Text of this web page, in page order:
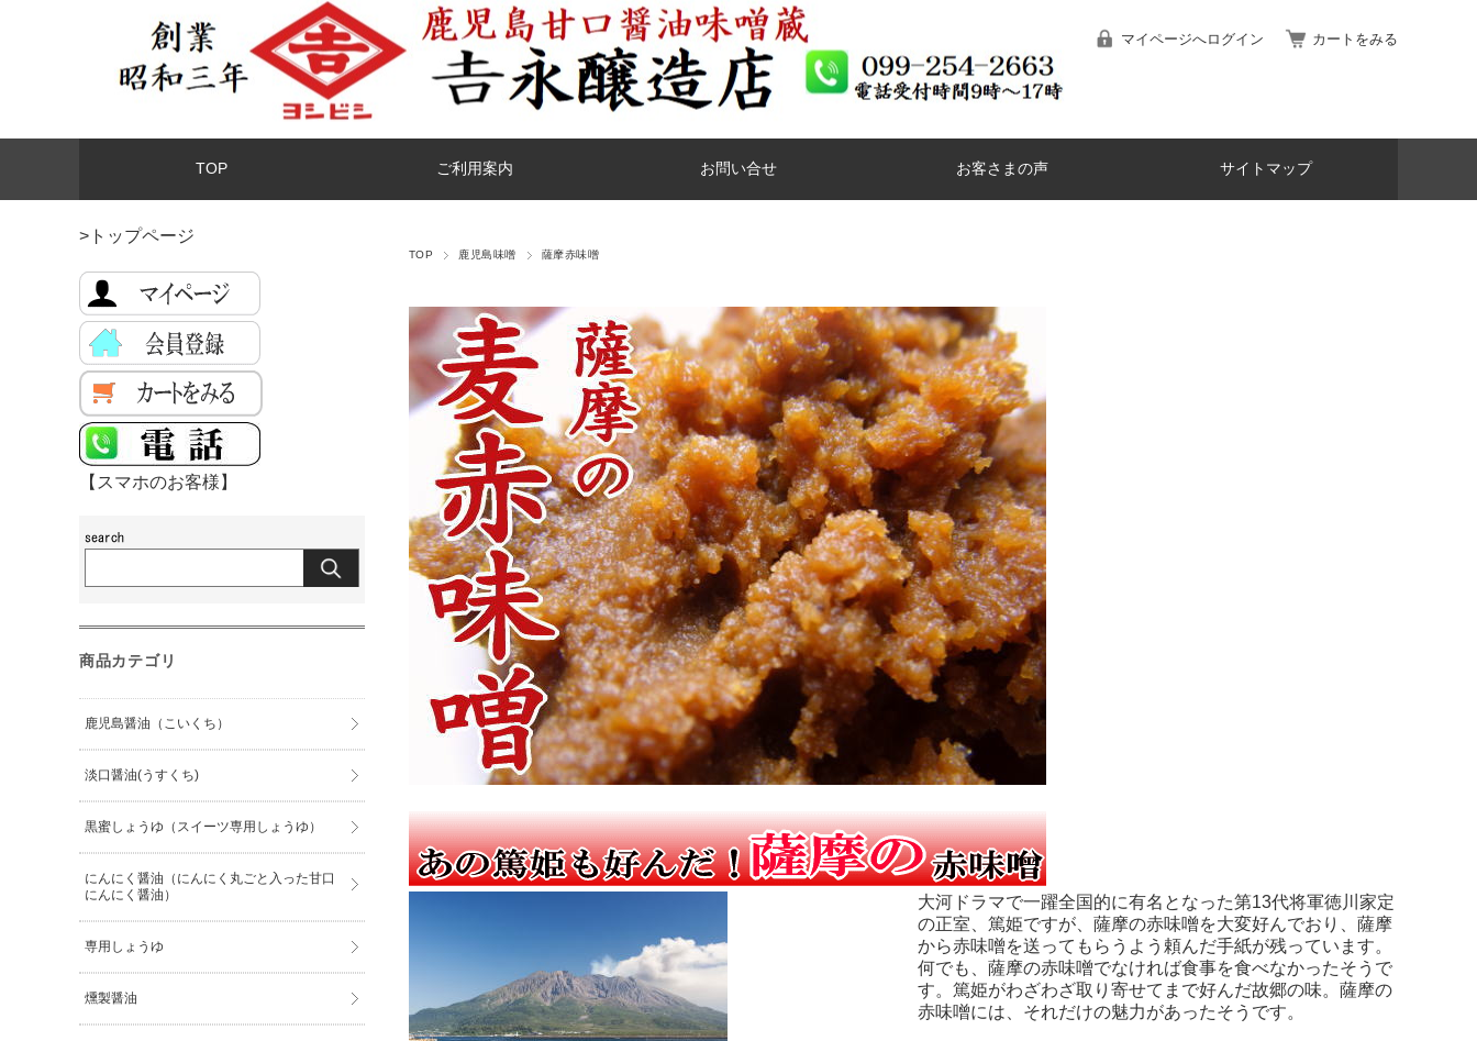
マイページへログイン カートをみる
TOP ご利用案内 お問い合せ お客さまの声 サイトマップ
TOP 鹿児島味噌 薩摩赤味噌
大河ドラマで一躍全国的に有名となった第13代将軍徳川家定
の正室、篤姫ですが、薩摩の赤味噌を大変好んでおり、薩摩
から赤味噌を送ってもらうよう頼んだ手紙が残っています。
何でも、薩摩の赤味噌でなければ食事を食べなかったそうで
す。篤姫がわざわざ取り寄せてまで好んだ故郷の味。薩摩の
赤味噌には、それだけの魅力があったそうです。
>トップページ
【スマホのお客様】
商品カテゴリ
鹿児島醤油（こいくち）
淡口醤油(うすくち)
黒蜜しょうゆ（スイーツ専用しょうゆ）
にんにく醤油（にんにく丸ごと入った甘口
にんにく醤油）
専用しょうゆ
燻製醤油